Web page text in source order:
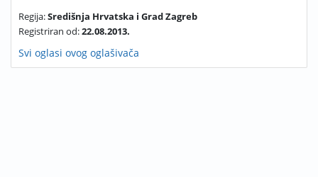
Regija:Središnja Hrvatska i Grad Zagreb
Registriran od:22.08.2013.
Svi oglasi ovog oglašivača